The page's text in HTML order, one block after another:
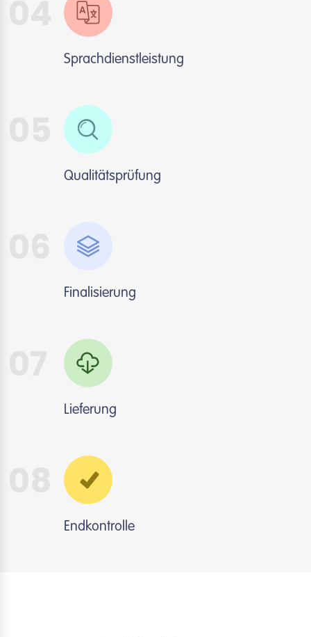
Sprachdienstleistung
Qualitätsprüfung
Finalisierung
Lieferung
Endkontrolle